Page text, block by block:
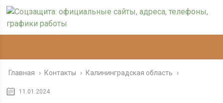
Главная › Контакты › Калининградская область ›
11.01.2024